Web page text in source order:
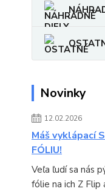
Novinky
12.02.2026
Máš vyklápací
FÓLIU!
Veľa ľudí sa nás
fólie na ich Z